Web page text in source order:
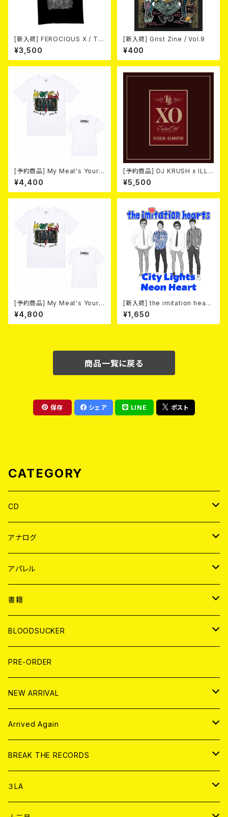
[新入荷] FEROCIOUS X / T S
HIRT
¥3,500
[新入荷] Grist Zine / Vol.9
¥400
[予約商品] My Meat's Your
Poison -あんたにゃ毒でもオイ
ラにゃ薬- (White) 熊本地震 復
興支援T-shirt 2026年8月末
¥4,400
[予約商品] DJ KRUSH x ILL-
BOSSTINO / XO (2CD)(限定
盤) 2026年08月05日発売！
¥5,500
[予約商品] My Meat's Your
Poison -あんたにゃ毒でもオイ
ラにゃ薬- (WHITE) 熊本地震
復興支援T-shirt (XXL & XXX
¥4,800
[新入荷] the imitation heart
s / City Lights Neon Heart
(7"EP)
¥1,650
商品一覧に戻る
保存 シェア LINE ポスト
CATEGORY
CD
JAPAN
WORLD
アナログ
JAPAN
７EP
LP
WORLD
7EP
LP
アパレル
JAPAN
T-shirt
HOOD
WORLD
T-shirt
HOOD
書籍
MAGAZINE
BOLLOCKS
EL ZINE
写真集 (PHOTOBOOK)
BLOODSUCKER
CD
アナログ
アパレル
書籍
DIGITAL CONTENTS
PRE-ORDER
NEW ARRIVAL
CD
アナログ
Arrived Again
CD
アナログ
BREAK THE RECORDS
CD
３LA